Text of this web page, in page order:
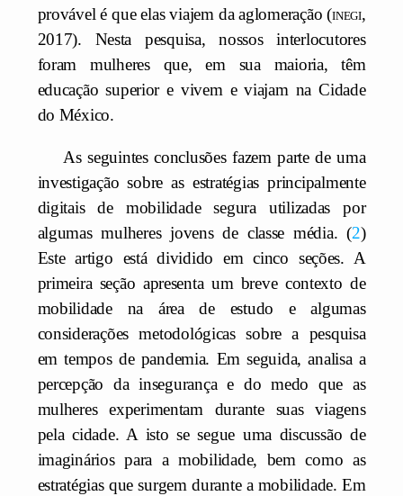
provável é que elas viajem da aglomeração (inegi,
2017). Nesta pesquisa, nossos interlocutores
foram mulheres que, em sua maioria, têm
educação superior e vivem e viajam na Cidade
do México.
As seguintes conclusões fazem parte de uma
investigação sobre as estratégias principalmente
digitais de mobilidade segura utilizadas por
algumas mulheres jovens de classe média.
2
Este artigo está dividido em cinco seções. A
primeira seção apresenta um breve contexto de
mobilidade na área de estudo e algumas
considerações metodológicas sobre a pesquisa
em tempos de pandemia. Em seguida, analisa a
percepção da insegurança e do medo que as
mulheres experimentam durante suas viagens
pela cidade. A isto se segue uma discussão de
imaginários para a mobilidade, bem como as
estratégias que surgem durante a mobilidade. Em